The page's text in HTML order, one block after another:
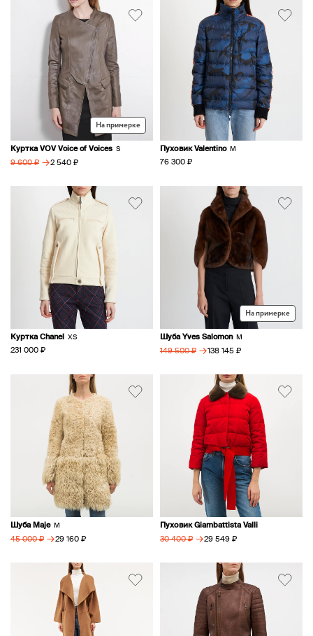
На примерке
Куртка VOV Voice of Voices S
9 600 ₽ → 2 540 ₽
Пуховик Valentino M
76 300 ₽
Куртка Chanel XS
231 000 ₽
На примерке
Шуба Yves Salomon M
149 500 ₽ → 138 145 ₽
Шуба Maje M
45 000 ₽ → 29 160 ₽
Пуховик Giambattista Valli
30 400 ₽ → 29 549 ₽